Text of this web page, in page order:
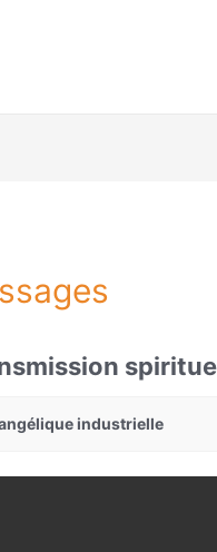
industrielle